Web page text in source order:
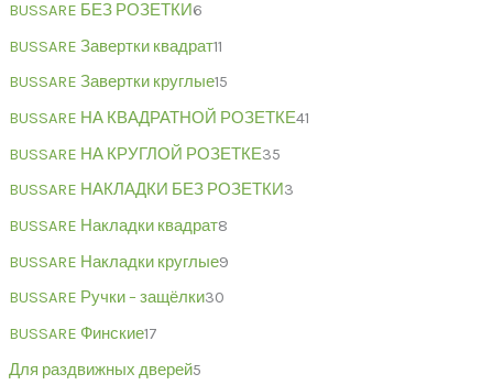
BUSSARE БЕЗ РОЗЕТКИ6
BUSSARE Завертки квадрат11
BUSSARE Завертки круглые15
BUSSARE НА КВАДРАТНОЙ РОЗЕТКЕ41
BUSSARE НА КРУГЛОЙ РОЗЕТКЕ35
BUSSARE НАКЛАДКИ БЕЗ РОЗЕТКИ3
BUSSARE Накладки квадрат8
BUSSARE Накладки круглые9
BUSSARE Ручки – защёлки30
BUSSARE Финские17
Для раздвижных дверей5